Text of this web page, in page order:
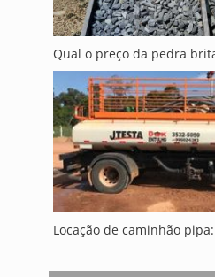
Qual o preço da pedra
Locação de caminhão